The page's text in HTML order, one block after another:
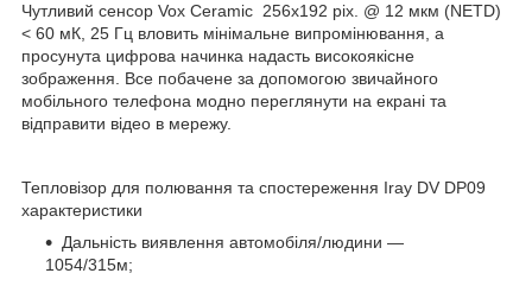
Чутливий сенсор Vox Ceramic 256х192 pix. @ 12 мкм (NETD)
< 60 мК, 25 Гц вловить мінімальне випромінювання, а
просунута цифрова начинка надасть високоякісне
зображення. Все побачене за допомогою звичайного
мобільного телефона модно переглянути на екрані та
відправити відео в мережу.
Тепловізор для полювання та спостереження Iray DV DP09
характеристики
Дальність виявлення автомобіля/людини —
1054/315м;